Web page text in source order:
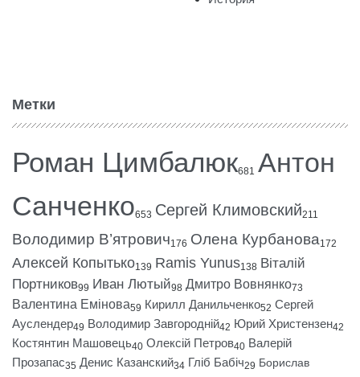
Метки
Роман Цимбалюк681 Антон
Санченко653 Сергей Климовский211
Володимир В’ятрович176 Олена Курбанова172
Алексей Копытько139 Ramis Yunus138 Віталій
Портников99 Иван Лютый98 Дмитро Вовнянко73
Валентина Емінова59 Кирилл Данильченко52 Сергей
Ауслендер49 Володимир Завгородній42 Юрий Христензен42
Костянтин Машовець40 Олексій Петров40 Валерій
Прозапас35 Денис Казанский34 Гліб Бабіч29 Борислав